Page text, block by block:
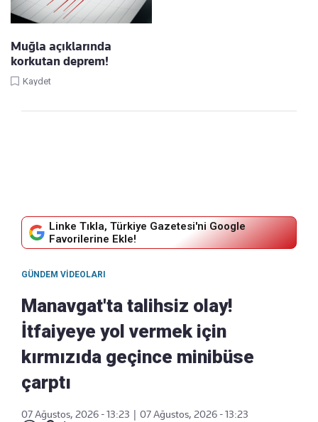
Muğla açıklarında
korkutan deprem!
Kaydet
Linke Tıkla, Türkiye Gazetesi'ni Google
Favorilerine Ekle!
GÜNDEM VIDEOLARI
Manavgat'ta talihsiz olay!
İtfaiyeye yol vermek için
kırmızıda geçince minibüse
çarptı
07 Ağustos, 2026 - 13:23
07 Ağustos, 2026 - 13:23